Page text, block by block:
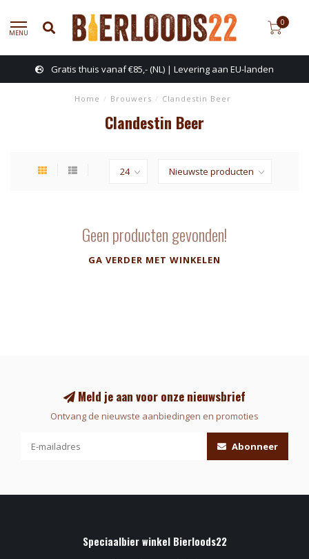
MENU
0
Gratis thuis vanaf €85,- (NL) | Levering aan EU-landen
Home / Brouwers / Clandestin Beer
Clandestin Beer
Geen producten gevonden!
GA VERDER MET WINKELEN
Meld je aan voor onze nieuwsbrief
Ontvang de nieuwste aanbiedingen en promoties
Abonneer
Speciaalbier winkel Bierloods22